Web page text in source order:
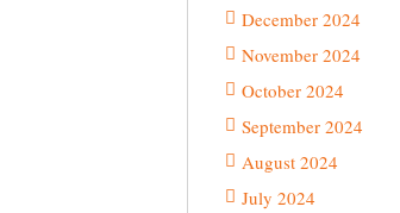
December 2024
November 2024
October 2024
September 2024
August 2024
July 2024